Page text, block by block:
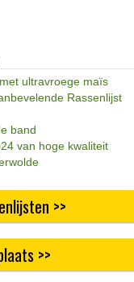
ultravroege maïs
Rassenlijst
band
van hoge kwaliteit
>>
>>